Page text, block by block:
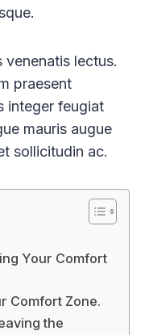
venenatis lectus.
praesent
integer feugiat
mauris augue
sollicitudin ac.
Your Comfort
Comfort Zone.
the